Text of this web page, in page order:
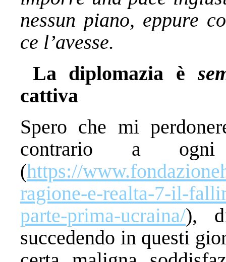
nessun piano, eppure
ce l’avesse.
La diplomazia è
cattiva
Spero che mi
contrario a
(https://
ragione-e-realta-7-il-
parte-prima-ucraina/),
succedendo in questi